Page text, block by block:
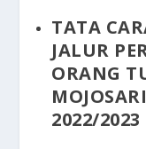
TATA
JALUR
ORANG
2022/2023